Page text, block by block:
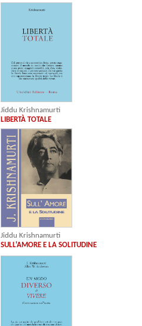
Jiddu Krishnamurti
LIBERTÀ TOTALE
Jiddu Krishnamurti
SULL'AMORE E LA SOLITUDINE